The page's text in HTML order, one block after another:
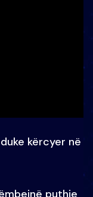
kërcyer në